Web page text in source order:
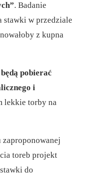
. Badanie
stawki w przedziale
z kupna
będą pobierać
i
lekkie torby na
toreb projekt
do